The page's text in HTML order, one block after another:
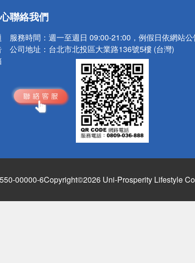
聯絡我們
服務時間： 週一至週日 09:00-21:00，例假日依網站
公司地址： 台北市北投區大業路136號5樓 (台灣)
00000-6Copyright©2026 Uni-Prosperity Lifestyle